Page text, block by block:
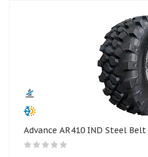
Advance AR410 IND Steel